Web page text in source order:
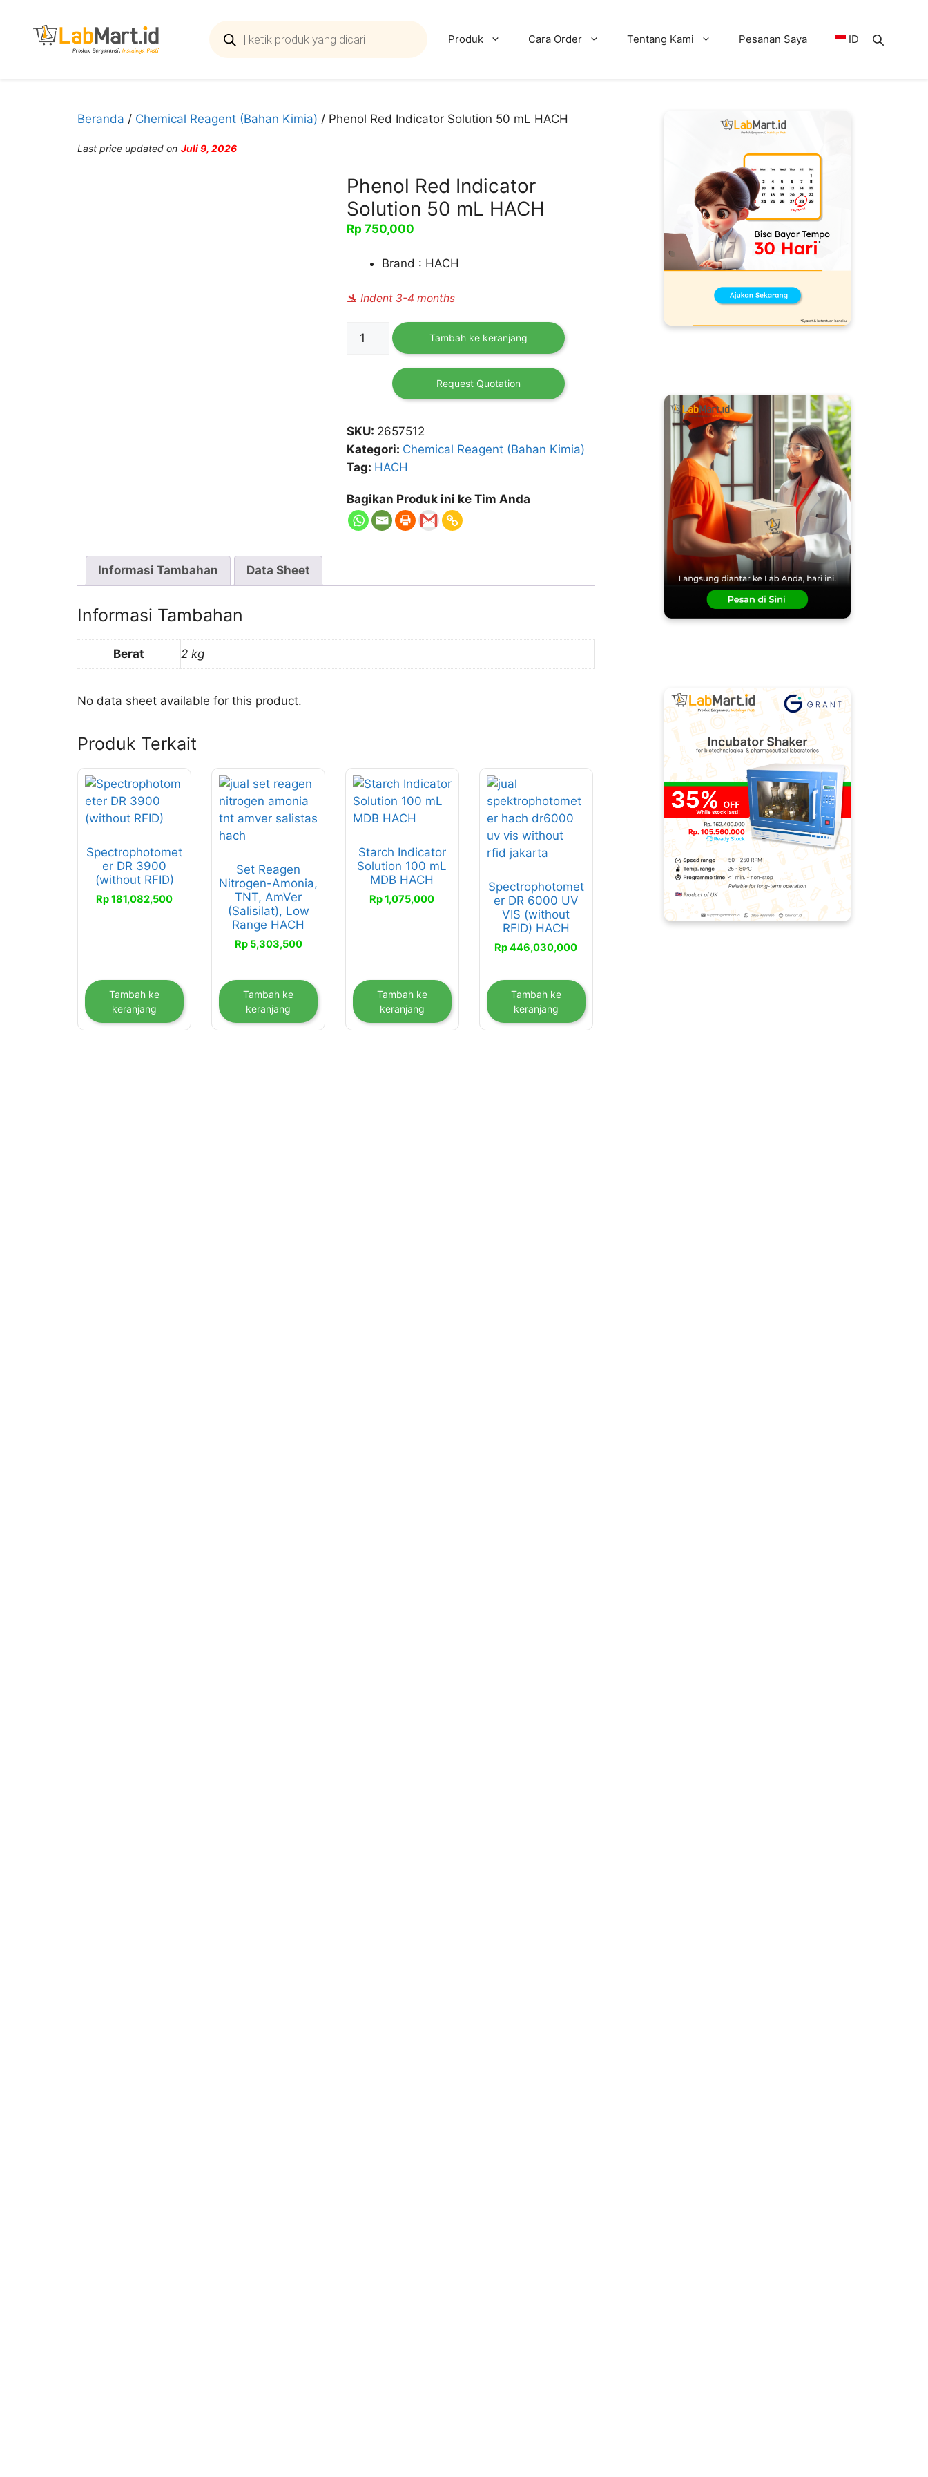
search
Produk Cara Order Tentang Kami Pesanan Saya ID
Beranda / Chemical Reagent (Bahan Kimia) / Phenol Red Indicator Solution 50 mL HACH
Last price updated on Juli 9, 2026
Phenol Red Indicator
Solution 50 mL HACH
Rp 750,000
Brand : HACH
🛬 Indent 3-4 months
Kuantitas
Phenol
Indicator
mL
HACH
Tambah ke keranjang
Request Quotation
SKU: 2657512
Kategori: Chemical Reagent (Bahan Kimia)
Tag: HACH
Bagikan Produk ini ke Tim Anda
Informasi Tambahan Data Sheet
Informasi Tambahan
Berat 2 kg
No data sheet available for this product.
Produk Terkait
Spectrophotomet
er DR 3900
(without RFID)
Rp181,082,500
Tambah ke
keranjang
Set Reagen
Nitrogen-Amonia,
TNT, AmVer
(Salisilat), Low
Range HACH
Rp5,303,500
Tambah ke
keranjang
Starch Indicator
Solution 100 mL
MDB HACH
Rp1,075,000
Tambah ke
keranjang
Spectrophotomet
er DR 6000 UV
VIS (without
RFID) HACH
Rp446,030,000
Tambah ke
keranjang